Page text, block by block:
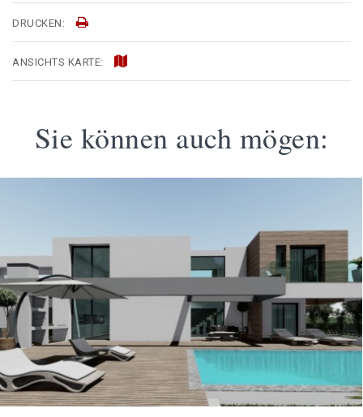
DRUCKEN:
ANSICHTS KARTE:
Sie können auch mögen: